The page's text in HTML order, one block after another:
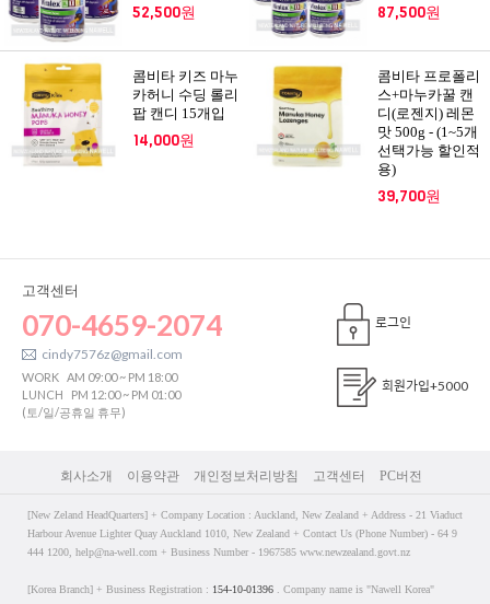
52,500원 87,500원
콤비타 키즈 마누
카허니 수딩 롤리
팝 캔디 15개입
14,000원
콤비타 프로폴리
스+마누카꿀 캔
디(로젠지) 레몬
맛 500g - (1~5개
선택가능 할인적
용)
39,700원
고객센터
070-4659-2074
cindy7576z@gmail.com
WORK AM 09:00 ~ PM 18:00
LUNCH
PM 12:00 ~ PM 01:00
(토/일/공휴일 휴무)
로그인
회원가입+5000
회사소개 이용약관 개인정보처리방침 고객센터 PC버전
[New Zeland HeadQuarters] + Company Location : Auckland, New Zealand + Address - 21 Viaduct
Harbour Avenue Lighter Quay Auckland 1010, New Zealand + Contact Us (Phone Number) - 64 9
444 1200, help@na-well.com + Business Number - 1967585 www.newzealand.govt.nz
[Korea Branch] + Business Registration : 154-10-01396
. Company name is "Nawell Korea"